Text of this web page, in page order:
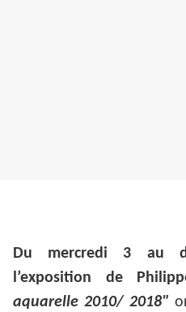
Du mercredi 3 au
l’exposition de
aquarelle 2010/ 2018"